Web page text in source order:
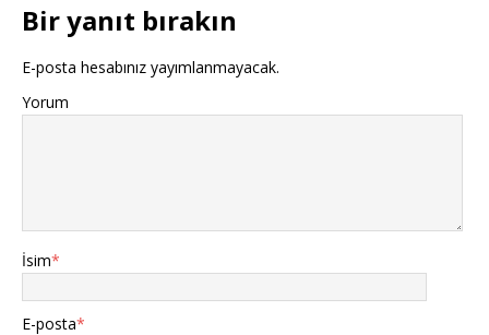
Bir yanıt bırakın
E-posta hesabınız yayımlanmayacak.
Yorum
İsim*
E-posta*